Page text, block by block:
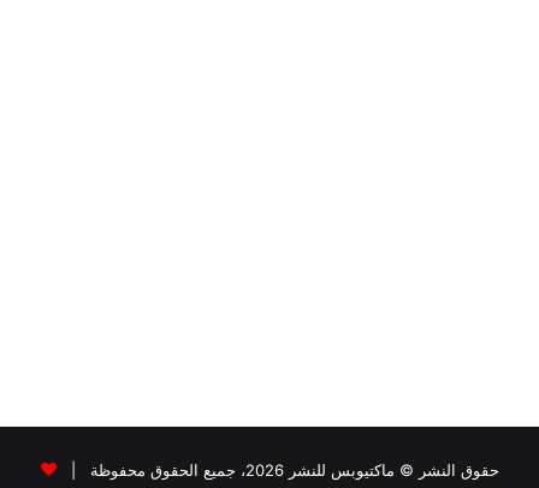
حقوق النشر © ماكتيوبس للنشر 2026، جميع الحقوق محفوظة |